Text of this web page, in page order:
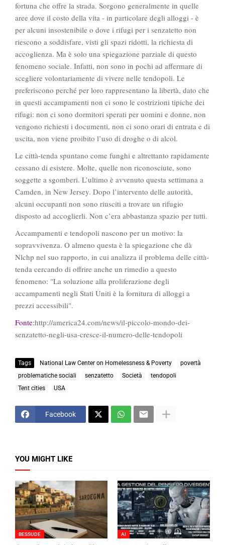
fortuna che offre la strada. Sorgono generalmente in quelle
aree dove il costo della vita - in particolare degli alloggi - è
per alcuni insostenibile o dove i rifugi per i senzatetto non
riescono a soddisfare, visti gli spazi ridotti, la richiesta di
accoglienza. Ma è solo una spiegazione parziale di questo
fenomeno sociale. Infatti, non sono in pochi ad affermare di
scegliere volontariamente di vivere nelle tendopoli. Le
preferiscono perché per loro rappresentano la libertà, dato che
in questi accampamenti non ci sono le costrizioni tipiche dei
rifugi: non ci sono dormitori sperati per uomini e donne, non
vengono richiesti i documenti, non ci sono orari di entrata e di
uscita, non viene proibito l’uso di droghe o di alcol.
Le città-tenda spuntano come funghi e altrettanto rapidamente
cessano di esistere. Molte, quelle non riconosciute, sono
soggette a sgomberi. L’ultimo è avvenuto questa settimana a
Camden, in New Jersey. Dopo l’intervento delle autorità,
alcuni occupanti non sono riusciti a trovare un rifugio
disposto ad accoglierli. Non c’era abbastanza spazio per tutti.
Accampamenti e tendopoli nascono per un motivo: la
sopravvivenza. O almeno questa è la spiegazione che dà
Nlchp nel suo rapporto, in cui analizza il problema delle città-
tenda cercando di offrire anche un rimedio a questo
fenomeno: "La soluzione alla proliferazione degli
accampamenti negli Stati Uniti è la fornitura di alloggi a
prezzi accessibili".
Fonte:http://america24.com/news/il-piccolo-mondo-dei-
senzatetto-negli-usa-cresce-il-numero-delle-tendopoli
Tags National Law Center on Homelessness & Poverty
povertà
problematiche sociali
senzatetto Società
tendopoli
Tent cities
USA
Facebook
YOU MIGHT LIKE
BESSUDE AI